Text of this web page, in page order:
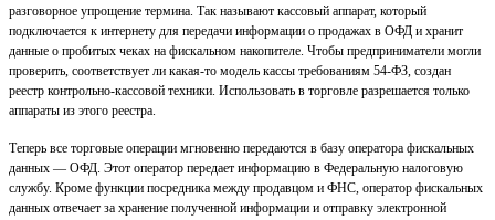
разговорное упрощение термина. Так называют кассовый аппарат, который
подключается к интернету для передачи информации о продажах в ОФД и хранит
данные о пробитых чеках на фискальном накопителе. Чтобы предприниматели могли
проверить, соответствует ли какая-то модель кассы требованиям 54-ФЗ, создан
реестр контрольно-кассовой техники. Использовать в торговле разрешается только
аппараты из этого реестра.
Теперь все торговые операции мгновенно передаются в базу оператора фискальных
данных — ОФД. Этот оператор передает информацию в Федеральную налоговую
службу. Кроме функции посредника между продавцом и ФНС, оператор фискальных
данных отвечает за хранение полученной информации и отправку электронной